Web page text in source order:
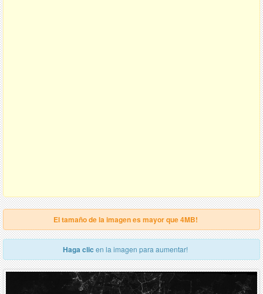
El tamaño de la imagen es mayor que 4MB!
Haga clic en la imagen para aumentar!